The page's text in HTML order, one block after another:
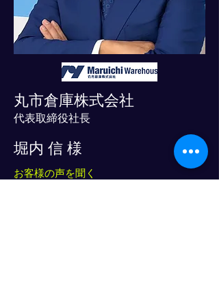
丸市倉庫株式会社
代表取締役社長
堀内 信 様
お客様の声を聞く